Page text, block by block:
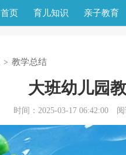
首页 育儿知识 亲子教育
> 教学总结
大班幼儿园
时间：2025-03-17 06:42:00